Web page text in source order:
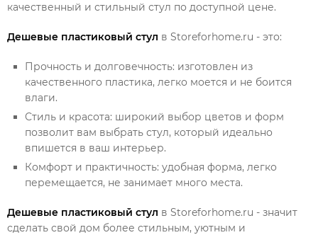
качественный и стильный стул по доступной цене.
Дешевые пластиковый стул в Storeforhome.ru - это:
Прочность и долговечность: изготовлен из
качественного пластика, легко моется и не боится
влаги.
Стиль и красота: широкий выбор цветов и форм
позволит вам выбрать стул, который идеально
впишется в ваш интерьер.
Комфорт и практичность: удобная форма, легко
перемещается, не занимает много места.
Дешевые пластиковый стул в Storeforhome.ru - значит
сделать свой дом более стильным, уютным и